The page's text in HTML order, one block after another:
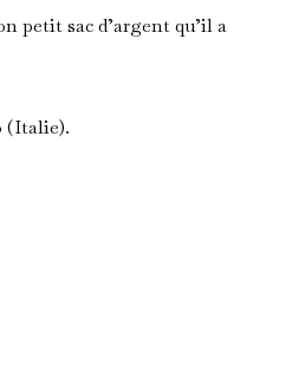
petit sac d’argent qu’il a
(Italie).